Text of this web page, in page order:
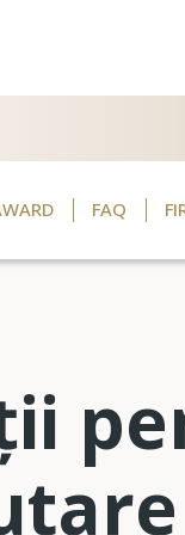
FAQ